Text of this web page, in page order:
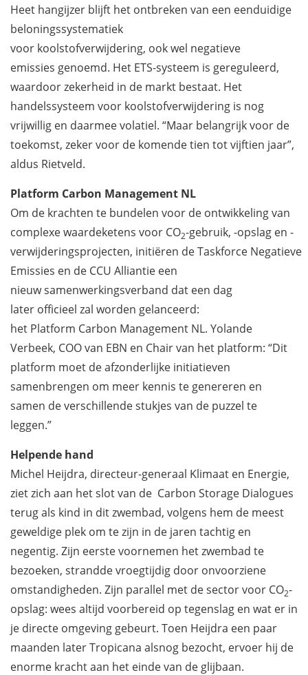
Heet hangijzer blijft het ontbreken van een eenduidige
beloningssystematiek
voor koolstofverwijdering, ook wel negatieve
emissies genoemd. Het ETS-systeem is gereguleerd,
waardoor zekerheid in de markt bestaat. Het
handelssysteem voor koolstofverwijdering is nog
vrijwillig en daarmee volatiel. “Maar belangrijk voor de
toekomst, zeker voor de komende tien tot vijftien jaar”,
aldus Rietveld.
Platform Carbon Management NL
Om de krachten te bundelen voor de ontwikkeling van
complexe waardeketens voor CO2-gebruik, -opslag en -
verwijderingsprojecten, initiëren de Taskforce Negatieve
Emissies en de CCU Alliantie een
nieuw samenwerkingsverband dat een dag
later officieel zal worden gelanceerd:
het Platform Carbon Management NL. Yolande
Verbeek, COO van EBN en Chair van het platform: “Dit
platform moet de afzonderlijke initiatieven
samenbrengen om meer kennis te genereren en
samen de verschillende stukjes van de puzzel te
leggen.”
Helpende hand
Michel Heijdra, directeur-generaal Klimaat en Energie,
ziet zich aan het slot van de Carbon Storage Dialogues
terug als kind in dit zwembad, volgens hem de meest
geweldige plek om te zijn in de jaren tachtig en
negentig. Zijn eerste voornemen het zwembad te
bezoeken, strandde vroegtijdig door onvoorziene
omstandigheden. Zijn parallel met de sector voor CO2-
opslag: wees altijd voorbereid op tegenslag en wat er in
je directe omgeving gebeurt. Toen Heijdra een paar
maanden later Tropicana alsnog bezocht, ervoer hij de
enorme kracht aan het einde van de glijbaan.